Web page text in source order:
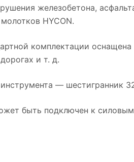
железобетона,
HYCON.
комплектации
и т. д.
— шестигранник
быть подключен к силовым